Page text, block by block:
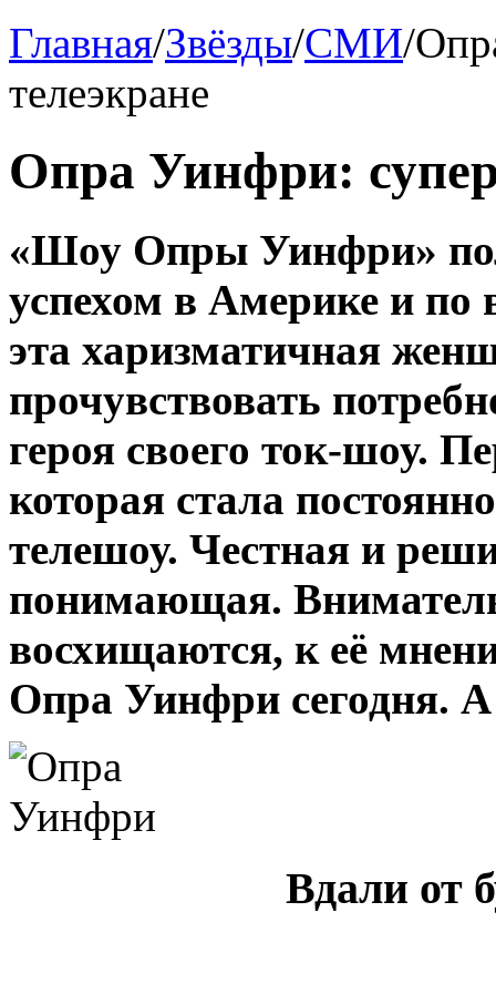
Главная/Звёзды/СМИ/
телеэкране
Опра Уинфри:
«Шоу Опры Уинфри»
успехом в Америке и по
эта харизматичная
прочувствовать
героя своего ток-шоу.
которая стала
телешоу. Честная и
понимающая.
восхищаются, к её
Опра Уинфри сегодня. А
Вдали от